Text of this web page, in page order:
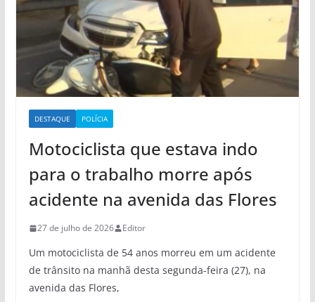
DESTAQUE POLÍCIA
Motociclista que estava indo
para o trabalho morre após
acidente na avenida das Flores
27 de julho de 2026 Editor
Um motociclista de 54 anos morreu em um acidente
de trânsito na manhã desta segunda-feira (27), na
avenida das Flores,